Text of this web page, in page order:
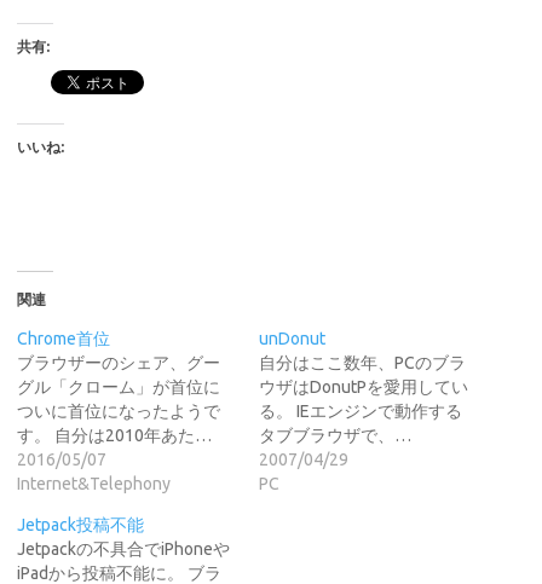
共有:
いいね:
関連
Chrome首位
ブラウザーのシェア、グー
グル「クローム」が首位に
ついに首位になったようで
す。 自分は2010年あた…
2016/05/07
Internet&Telephony
unDonut
自分はここ数年、PCのブラ
ウザはDonutPを愛用してい
る。 IEエンジンで動作する
タブブラウザで、…
2007/04/29
PC
Jetpack投稿不能
Jetpackの不具合でiPhoneや
iPadから投稿不能に。 ブラ